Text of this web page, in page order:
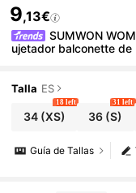
9,13€
SUMWON
ujetador balconette
Talla ES
34(XS)
18 left
36 (S)
31 left
Guía de Tallas